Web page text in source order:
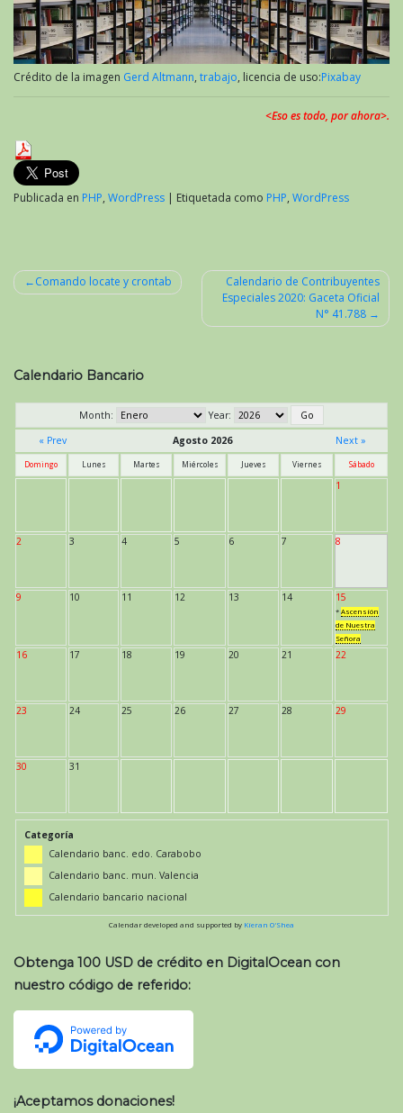
Crédito de la imagen Gerd Altmann, trabajo, licencia de uso:Pixabay
<Eso es todo, por ahora>.
Publicada en PHP, WordPress | Etiquetada como PHP, WordPress
Comando locate y crontab
Calendario de Contribuyentes
Especiales 2020: Gaceta Oficial
N° 41.788
Calendario Bancario
Month:
Year:
« Prev
Agosto 2026 Next »
Domingo Lunes Martes Miércoles Jueves Viernes Sábado
1
2 3 4 5 6 7 8
9 10 11 12 13 14 15
* Ascensión
de Nuestra
Señora
16 17 18 19 20 21 22
23 24 25 26 27 28 29
30 31
Categoría
Calendario banc. edo. Carabobo
Calendario banc. mun. Valencia
Calendario bancario nacional
Calendar developed and supported by Kieran O'Shea
Obtenga 100 USD de crédito en DigitalOcean con
nuestro código de referido:
¡Aceptamos donaciones!